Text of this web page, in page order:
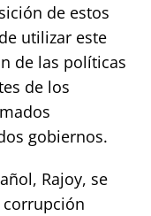
de estos
utilizar este
de las políticas
de los
gobiernos.
Rajoy, se
corrupción